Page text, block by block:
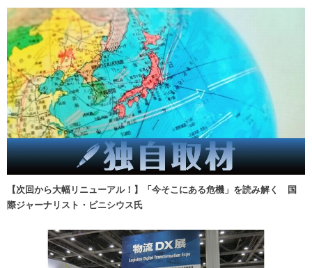
【次回から大幅リニューアル！】「今そこにある危機」を読み解く 国
際ジャーナリスト・ビニシウス氏